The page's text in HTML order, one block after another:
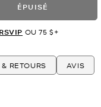
ÉPUISÉ
OU 75 $+
RETOURS AVIS